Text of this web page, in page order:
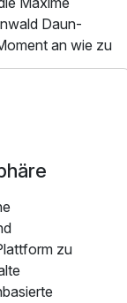
Daun-
an wie zu
Hotelsternen
Hotelanlage,
Aktiv- und
der top
zu